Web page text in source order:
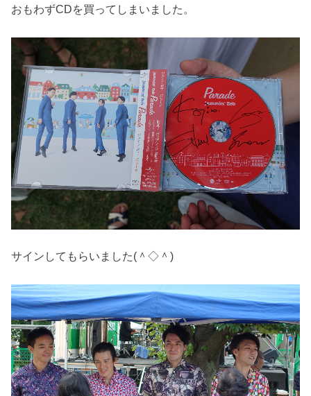
おもわずCDを買ってしまいました。
サインしてもらいました(＾◇＾)